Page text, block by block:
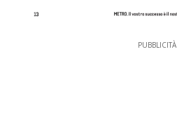
PUBBLICITÀ